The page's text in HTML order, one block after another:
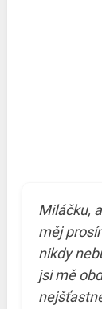
Miláčku,
měj
nikdy
jsi mě